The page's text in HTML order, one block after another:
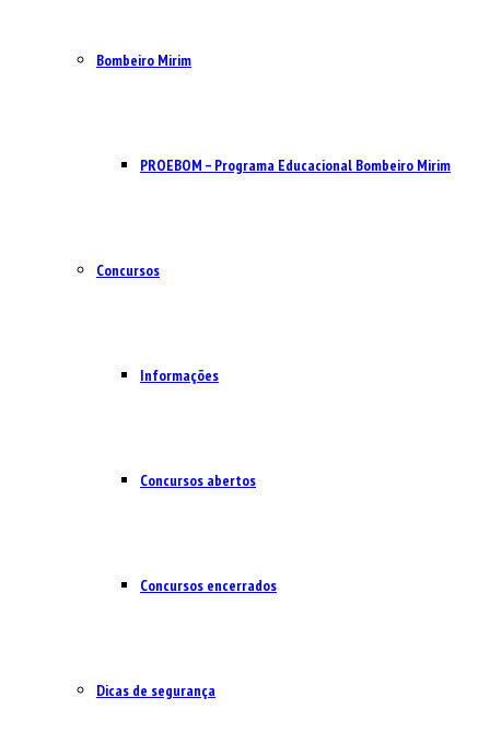
Bombeiro Mirim
PROEBOM – Programa Educacional Bombeiro Mirim
Concursos
Informações
Concursos abertos
Concursos encerrados
Dicas de segurança